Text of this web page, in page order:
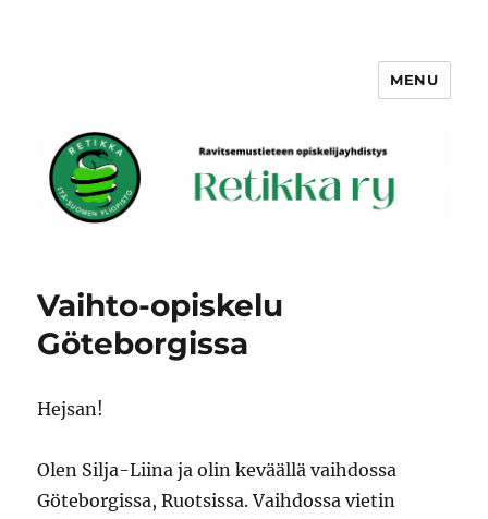
MENU
Vaihto-opiskelu
Göteborgissa
Hejsan!
Olen Silja-Liina ja olin keväällä vaihdossa
Göteborgissa, Ruotsissa. Vaihdossa vietin